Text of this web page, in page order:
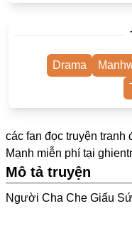
Showbiz
#Âu Cổ
Adult
Mature
Trọng Sinh
Thanh Xuân Vườn
Drama
các fan đọc truyện
Mạnh miễn phí tại
Mô tả truyện
Người Cha Che Giấu